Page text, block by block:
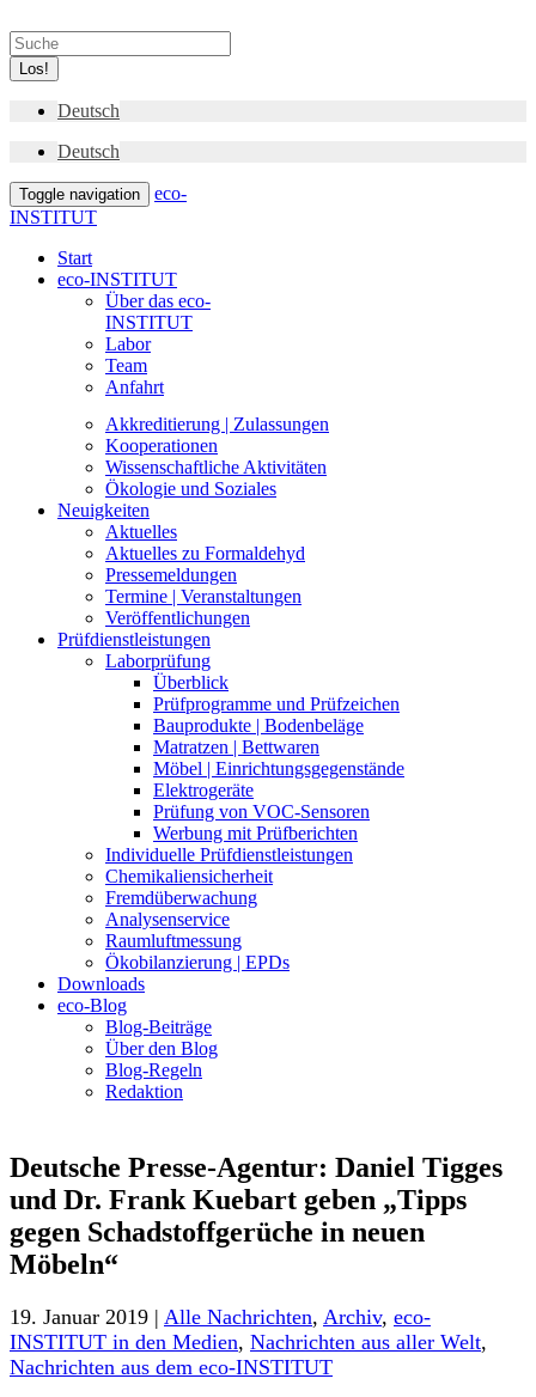
Los!
Deutsch
Deutsch
Toggle navigation
eco-
INSTITUT
Start
eco-INSTITUT
Über das eco-
INSTITUT
Labor
Team
Anfahrt
Akkreditierung | Zulassungen
Kooperationen
Wissenschaftliche Aktivitäten
Ökologie und Soziales
Neuigkeiten
Aktuelles
Aktuelles zu Formaldehyd
Pressemeldungen
Termine | Veranstaltungen
Veröffentlichungen
Prüfdienstleistungen
Laborprüfung
Überblick
Prüfprogramme und Prüfzeichen
Bauprodukte | Bodenbeläge
Matratzen | Bettwaren
Möbel | Einrichtungsgegenstände
Elektrogeräte
Prüfung von VOC-Sensoren
Werbung mit Prüfberichten
Individuelle Prüfdienstleistungen
Chemikaliensicherheit
Fremdüberwachung
Analysenservice
Raumluftmessung
Ökobilanzierung | EPDs
Downloads
eco-Blog
Blog-Beiträge
Über den Blog
Blog-Regeln
Redaktion
Deutsche Presse-Agentur: Daniel Tigges
und Dr. Frank Kuebart geben „Tipps
gegen Schadstoffgerüche in neuen
Möbeln“
19. Januar 2019 | Alle Nachrichten, Archiv, eco-
INSTITUT in den Medien, Nachrichten aus aller Welt,
Nachrichten aus dem eco-INSTITUT